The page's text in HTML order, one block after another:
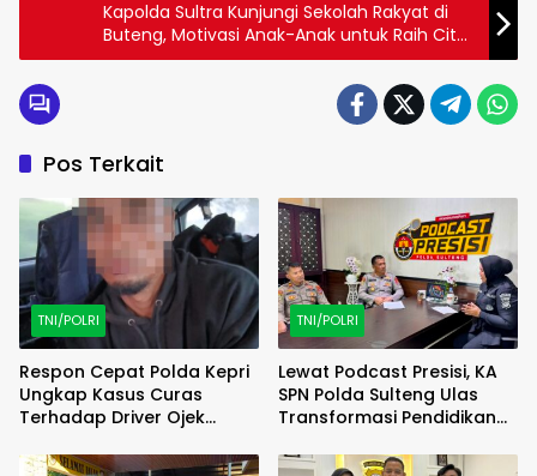
Kapolda Sultra Kunjungi Sekolah Rakyat di
Buteng, Motivasi Anak-Anak untuk Raih Cita-
Cita Tinggi
Pos Terkait
TNI/POLRI
Respon Cepat Polda Kepri
Ungkap Kasus Curas
Terhadap Driver Ojek
Berhasil Diamankan
TNI/POLRI
Lewat Podcast Presisi, KA
SPN Polda Sulteng Ulas
Transformasi Pendidikan